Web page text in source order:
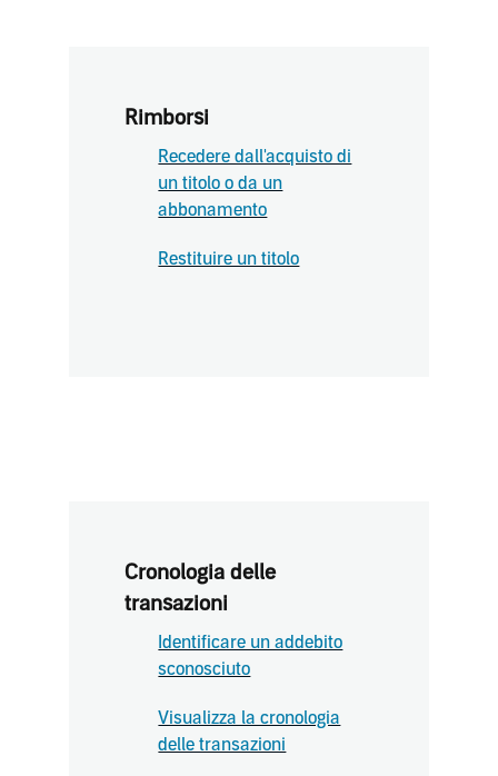
Rimborsi
Recedere dall'acquisto di
un titolo o da un
abbonamento
Restituire un titolo
Cronologia delle
transazioni
Identificare un addebito
sconosciuto
Visualizza la cronologia
delle transazioni